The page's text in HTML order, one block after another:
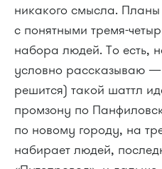
никакого смысла. Планы
с понятными тремя-
набора людей. То есть,
условно рассказываю —
решится) такой шаттл
промзону по
по новому городу, на
набирает людей,